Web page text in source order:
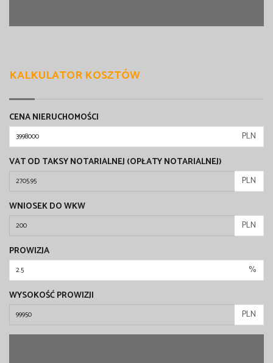
KALKULATOR KOSZTÓW
CENA NIERUCHOMOŚCI
PLN
VAT OD TAKSY NOTARIALNEJ (OPŁATY NOTARIALNEJ)
PLN
WNIOSEK DO WKW
PLN
PROWIZJA
%
WYSOKOŚĆ PROWIZJI
PLN